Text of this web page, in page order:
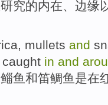
研究的内在、 边缘
mullets and
caught in and
鲻鱼和笛鲷鱼 是在